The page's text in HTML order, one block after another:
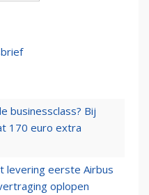
businessclass? Bij
170 euro extra
levering eerste Airbus
oplopen